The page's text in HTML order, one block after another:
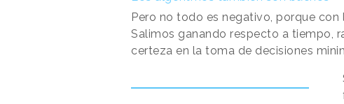
Pero no todo es negativo, porque con
Salimos ganando respecto a tiempo,
certeza en la toma de decisiones